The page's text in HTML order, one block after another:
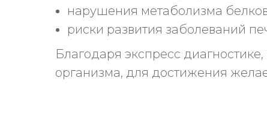
нарушения метаболизма
риски развития заболеваний
Благодаря экспресс
организма, для достижения